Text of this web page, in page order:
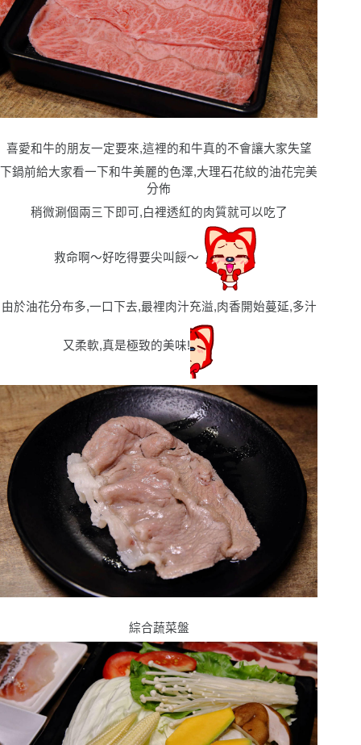
喜愛和牛的朋友一定要來,這裡的和牛真的不會讓大家失望
下鍋前給大家看一下和牛美麗的色澤,大理石花紋的油花完美
分佈
稍微涮個兩三下即可,白裡透紅的肉質就可以吃了
救命啊〜好吃得要尖叫餒〜
由於油花分布多,一口下去,最裡肉汁充溢,肉香開始蔓延,多汁
又柔軟,真是極致的美味!
綜合蔬菜盤